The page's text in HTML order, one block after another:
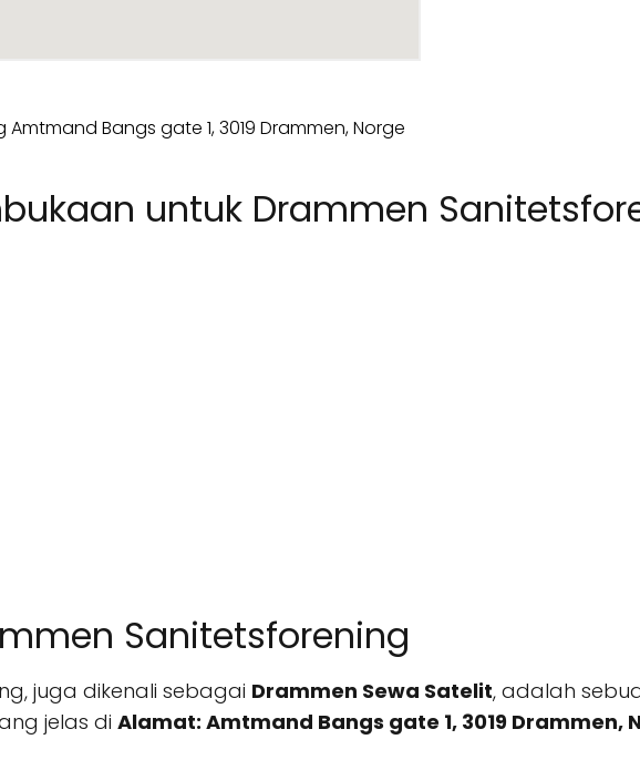
untuk Drammen
Sanitetsforening
juga dikenali sebagai Drammen Sewa Satelit, adalah
jelas di Alamat: Amtmand Bangs gate 1, 3019 Drammen,